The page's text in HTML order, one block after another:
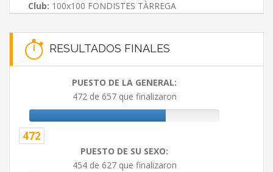
Club: 100x100 FONDISTES TÀRREGA
RESULTADOS FINALES
PUESTO DE LA GENERAL:
472 de 657 que finalizaron
472
PUESTO DE SU SEXO:
454 de 627 que finalizaron